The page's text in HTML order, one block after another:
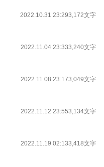
2022.10.31 23:293,172文字
2022.11.04 23:333,240文字
2022.11.08 23:173,049文字
2022.11.12 23:553,134文字
2022.11.19 02:133,418文字